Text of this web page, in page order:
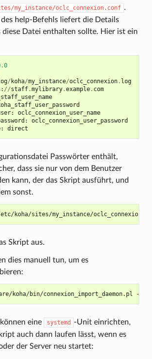
my_instance/oclc_connexion.conf .
des help-Befehls liefert die Details
diese Datei enthalten sollte. Hier ist ein
/ koha/my_instance/oclc_connexion. log
: //staff.mylibrary.example. com
:
oclc_connexion_user_name
:
oclc_connexion_user_password
: direct
Passwörter enthält,
dass sie nur von dem Benutzer
kann, der das Skript ausführt, und
sonst.
Skript aus.
dies manuell tun, um es
koha/bin/connexion_import_daemon.pl --
eine systemd
-Unit einrichten,
auch dann laufen lässt, wenn es
der Server neu startet: